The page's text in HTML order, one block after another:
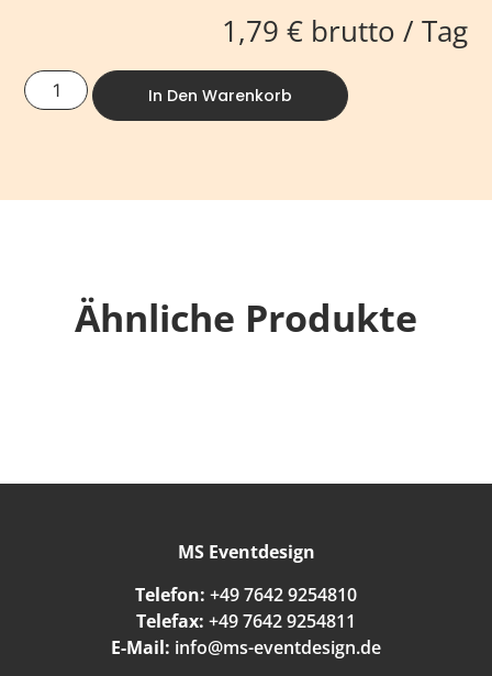
1,79 €brutto / Tag
In Den Warenkorb
Ähnliche Produkte
MS Eventdesign
Telefon: +49 7642 9254810
Telefax: +49 7642 9254811
E-Mail: info@ms-eventdesign.de